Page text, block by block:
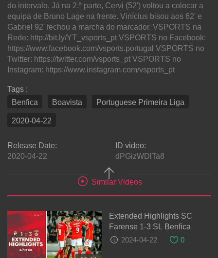
do intervalo. Já na 2.ª parte, Cervi (52') voltou a colocar a
equipa de Bruno Lage na frente. Vinícius bisou aos 62' e
Gabriel 92' fechou a marcha do marcador. VSPORTS na
Rede: http://bit.ly/YT_vsports_pt VSPORTS no Facebook:
https://www.facebook.com/vsports.portugal VSPORTS no
Twitter: https://twitter.com/vsports_pt VSPORTS no
Instagram: https://www.instagram.com/vsports_pt
Tags :
Benfica
Boavista Portuguese Primeira Liga
2020-04-22
Release Date:
2020-04-22
ID video:
dPGizWDlTa8
Similar Videos
Extended Highlights SC
Farense 1-3 SL Benfica
2024-04-22
0